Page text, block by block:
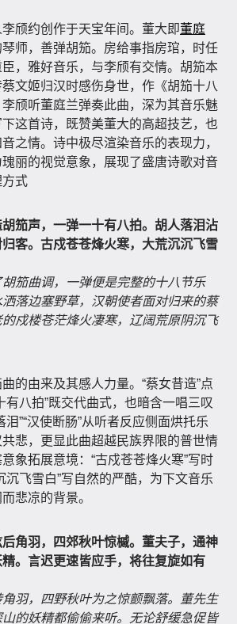
颀约创作于天宝年间。董大即董庭
师，善弹胡笳。房给事指房琯，时任
，雅好音乐，与李颀有交情。胡笳本
文姬归汉时感伤身世，作《胡笳十八
颀听董庭兰弹奏此曲，深为其音乐魅
这首诗，既赞美董大的高超技艺，也
之情。诗中极尽渲染音乐的表现力，
丽的视觉意象，展现了盛唐诗歌对音
方式
笳声，一弹一十有八拍。胡人落泪沾
客。古戍苍苍烽火寒，大荒沉沉飞雪
笳曲调，一弹便是完整的十八节乐
落边塞野草，汉朝使者面对归来的蔡
戍楼苍茫烽火凄寒，辽阔荒原阴沉飞
的由来及其感人力量。“蔡女昔造”点
有八拍”既交代曲式，也暗含一唱三叹
泪”“汉使断肠”从听者反应侧面烘托乐
悲，更显此曲超越民族界限的普世情
象拓展意境：“古戍苍苍烽火寒”写时
沉飞雪白”写自然的严酷，为下文音乐
悲凉的背景。
角羽，四郊秋叶惊槭。董夫子，通神
。言迟更速皆应手，将往复旋如有
羽，四野秋叶为之惊颤飘落。董先生
的妖精都偷偷来听。无论舒缓急促皆